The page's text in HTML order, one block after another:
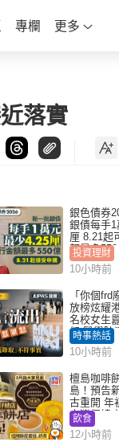
專欄 更多
落實
銀色債券
銀債每手
厘 8.21起
額最多550
投資理財
10小時前
「你個frd
放榜炫耀
名校女生
怒 醫學院
「40.5分
實｜Juicy叮
時事熱話
10小時前
檀島咖啡
島！預告
古重開 年
史灣仔總店
飲食
12小時前